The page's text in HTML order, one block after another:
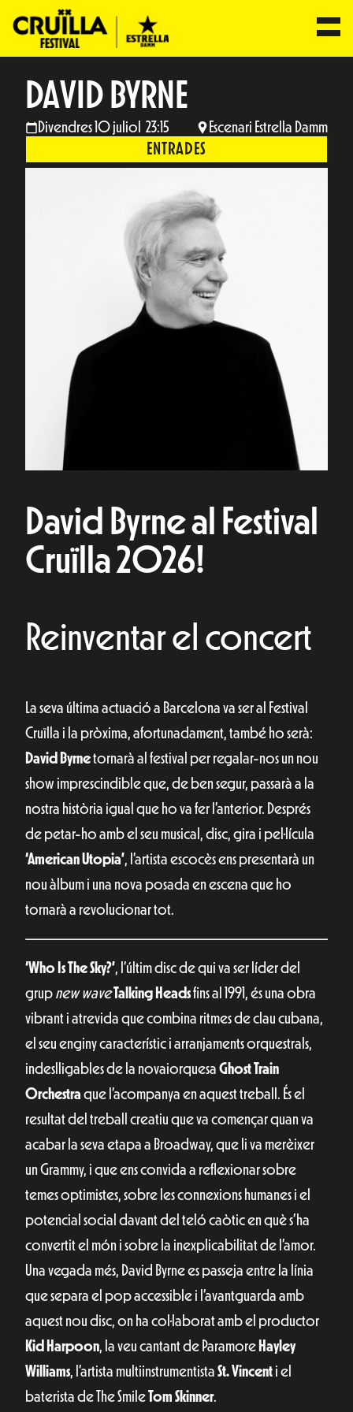
DAVID BYRNE
Divendres 10 juliol 23:15 Escenari Estrella Damm
ENTRADES
David Byrne al Festival
Cruïlla 2026!
Reinventar el concert
La seva última actuació a Barcelona va ser al Festival
Cruïlla i la pròxima, afortunadament, també ho serà:
David Byrnetornarà al festival per regalar-nos un nou
show imprescindible que, de ben segur, passarà a la
nostra història igual que ho va fer l’anterior. Després
de petar-ho amb el seu musical, disc, gira i pel·lícula
‘American Utopia’, l’artista escocès ens presentarà un
nou àlbum i una nova posada en escena que ho
tornarà a revolucionar tot.
‘Who Is The Sky?’, l’últim disc de qui va ser líder del
grup new waveTalking Headsfins al 1991, és una obra
vibrant i atrevida que combina ritmes de clau cubana,
el seu enginy característic i arranjaments orquestrals,
indeslligables de la novaiorquesa Ghost Train
Orchestra que l’acompanya en aquest treball. És el
resultat del treball creatiu que va començar quan va
acabar la seva etapa a Broadway, que li va merèixer
un Grammy, i que ens convida a reflexionar sobre
temes optimistes, sobre les connexions humanes i el
potencial social davant del teló caòtic en què s’ha
convertit el món i sobre la inexplicabilitat de l’amor.
Una vegada més, David Byrne es passeja entre la línia
que separa el pop accessible i l’avantguarda amb
aquest nou disc, on ha col·laborat amb el productor
Kid Harpoon, la veu cantant de Paramore Hayley
Williams, l’artista multiinstrumentista St. Vincent i el
baterista de The SmileTom Skinner.